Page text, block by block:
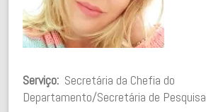
Serviço: Secretária da Chefia do
Departamento/Secretária de Pesquisa